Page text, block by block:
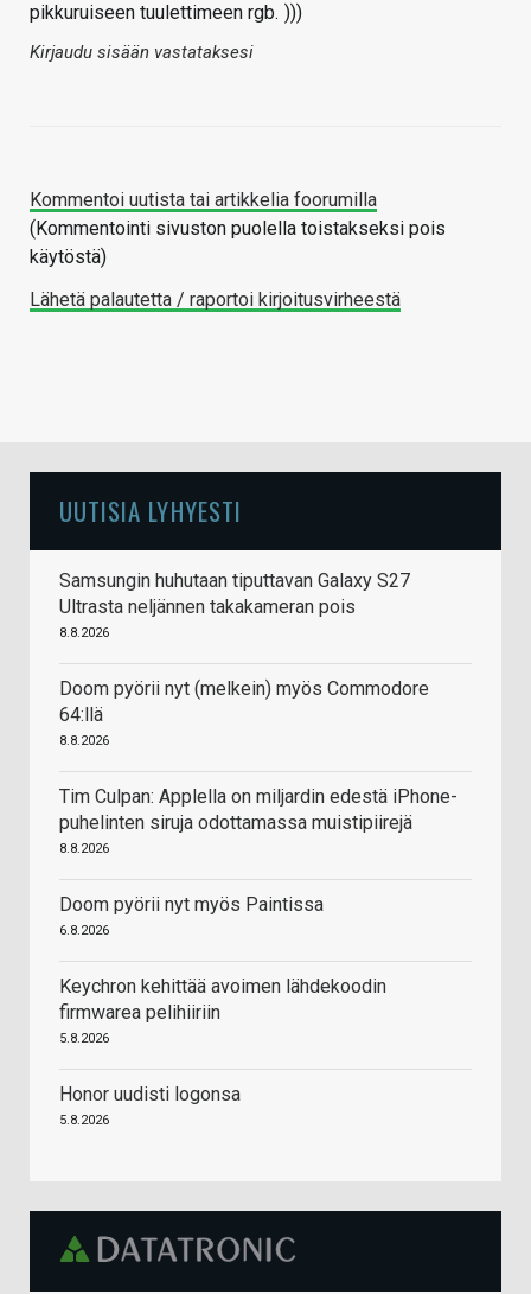
pikkuruiseen tuulettimeen rgb. )))
Kirjaudu sisään vastataksesi
Kommentoi uutista tai artikkelia foorumilla
(Kommentointi sivuston puolella toistakseksi pois
käytöstä)
Lähetä palautetta / raportoi kirjoitusvirheestä
UUTISIA LYHYESTI
Samsungin huhutaan tiputtavan Galaxy S27
Ultrasta neljännen takakameran pois
8.8.2026
Doom pyörii nyt (melkein) myös Commodore
64:llä
8.8.2026
Tim Culpan: Applella on miljardin edestä iPhone-
puhelinten siruja odottamassa muistipiirejä
8.8.2026
Doom pyörii nyt myös Paintissa
6.8.2026
Keychron kehittää avoimen lähdekoodin
firmwarea pelihiiriin
5.8.2026
Honor uudisti logonsa
5.8.2026